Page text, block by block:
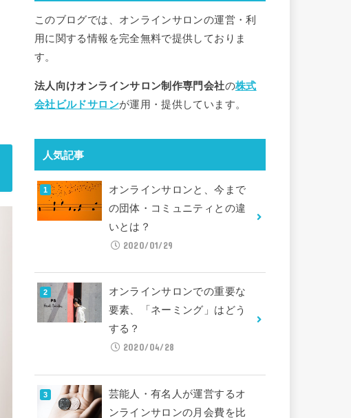
このブログでは、オンラインサロンの運営・利
用に関する情報を完全無料で提供しておりま
す。
法人向けオンラインサロン制作専門会社の株式
会社ビルドサロンが運用・提供しています。
人気記事
オンラインサロンと、今まで
の団体・コミュニティとの違
いとは？
2020/01/29
オンラインサロンでの重要な
要素、「ネーミング」はどう
する？
2020/04/28
芸能人・有名人が運営するオ
ンラインサロンの月会費を比